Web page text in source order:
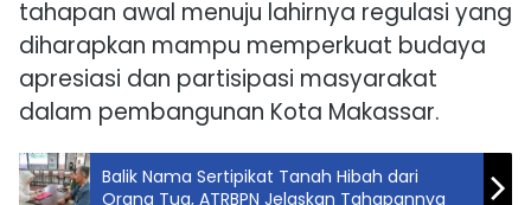
tahapan awal menuju lahirnya regulasi yang
diharapkan mampu memperkuat budaya
apresiasi dan partisipasi masyarakat
dalam pembangunan Kota Makassar.
Balik Nama Sertipikat Tanah Hibah dari
Orang Tua, ATRBPN Jelaskan Tahapannya